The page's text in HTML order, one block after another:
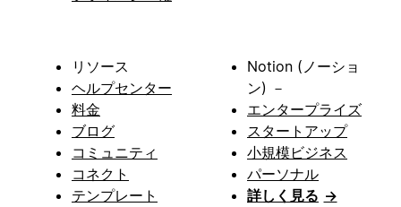
リソース
ヘルプセンター
料金
ブログ
コミュニティ
コネクト
テンプレート
Notion (ノーショ
ン) －
エンタープライズ
スタートアップ
小規模ビジネス
パーソナル
詳しく見る →